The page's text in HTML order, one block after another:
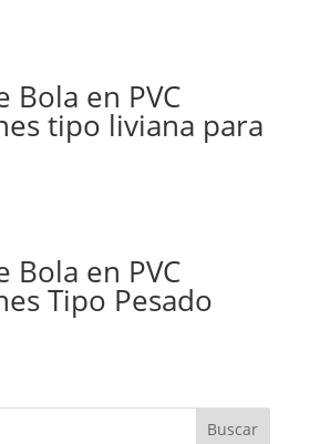
Bola en PVC
tipo liviana para
Bola en PVC
Tipo Pesado